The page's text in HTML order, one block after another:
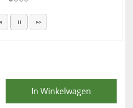
In Winkelwagen